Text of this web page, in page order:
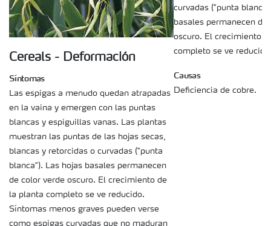
Cereals - Deformación
Síntomas
Las espigas a menudo quedan atrapadas
en la vaina y emergen con las puntas
blancas y espiguillas vanas. Las plantas
muestran las puntas de las hojas secas,
blancas y retorcidas o curvadas ("punta
blanca"). Las hojas basales permanecen
de color verde oscuro. El crecimiento de
la planta completo se ve reducido.
Síntomas menos graves pueden verse
como espigas curvadas que no maduran
curvadas ("punta
basales permanecen de
oscuro. El crecimiento
completo se ve
Causas
Deficiencia de cobre.